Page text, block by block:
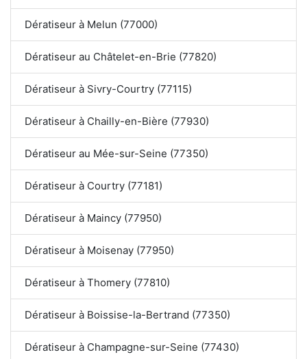
Dératiseur à Melun (77000)
Dératiseur au Châtelet-en-Brie (77820)
Dératiseur à Sivry-Courtry (77115)
Dératiseur à Chailly-en-Bière (77930)
Dératiseur au Mée-sur-Seine (77350)
Dératiseur à Courtry (77181)
Dératiseur à Maincy (77950)
Dératiseur à Moisenay (77950)
Dératiseur à Thomery (77810)
Dératiseur à Boissise-la-Bertrand (77350)
Dératiseur à Champagne-sur-Seine (77430)